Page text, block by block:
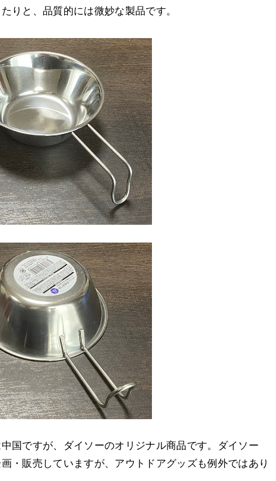
りと、品質的には微妙な製品です。
国ですが、ダイソーのオリジナル商品です。ダイソー
・販売していますが、アウトドアグッズも例外ではあり